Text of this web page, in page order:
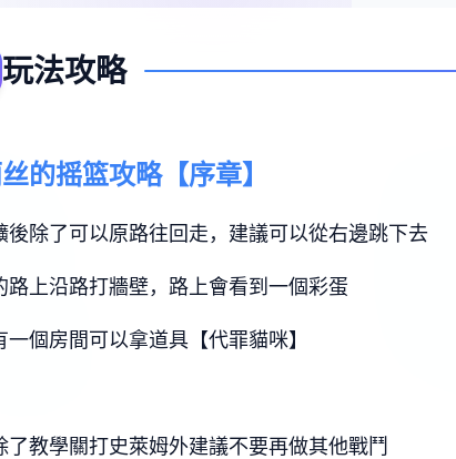
玩法攻略
的摇篮攻略【序章】
後除了可以原路往回走，建議可以從右邊跳下去
路上沿路打牆壁，路上會看到一個彩蛋
一個房間可以拿道具【代罪貓咪】
了教學關打史萊姆外建議不要再做其他戰鬥